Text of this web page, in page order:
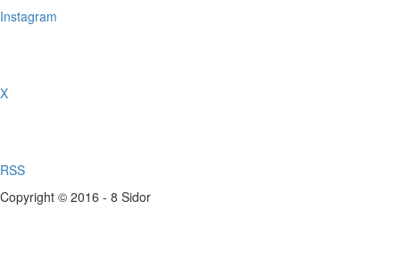
Instagram
X
RSS
Copyright © 2016 - 8 Sidor